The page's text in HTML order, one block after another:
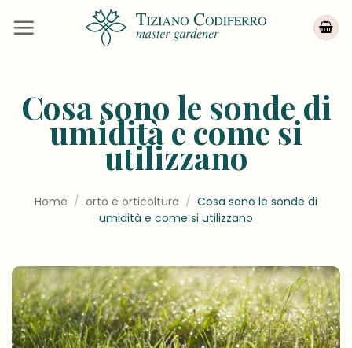
Cosa sono le sonde di
umidità e come si
utilizzano
Home / orto e orticoltura / Cosa sono le sonde di
umidità e come si utilizzano